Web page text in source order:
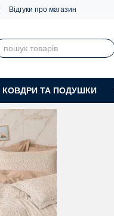
Відгуки про магазин
КОВДРИ ТА ПОДУШКИ